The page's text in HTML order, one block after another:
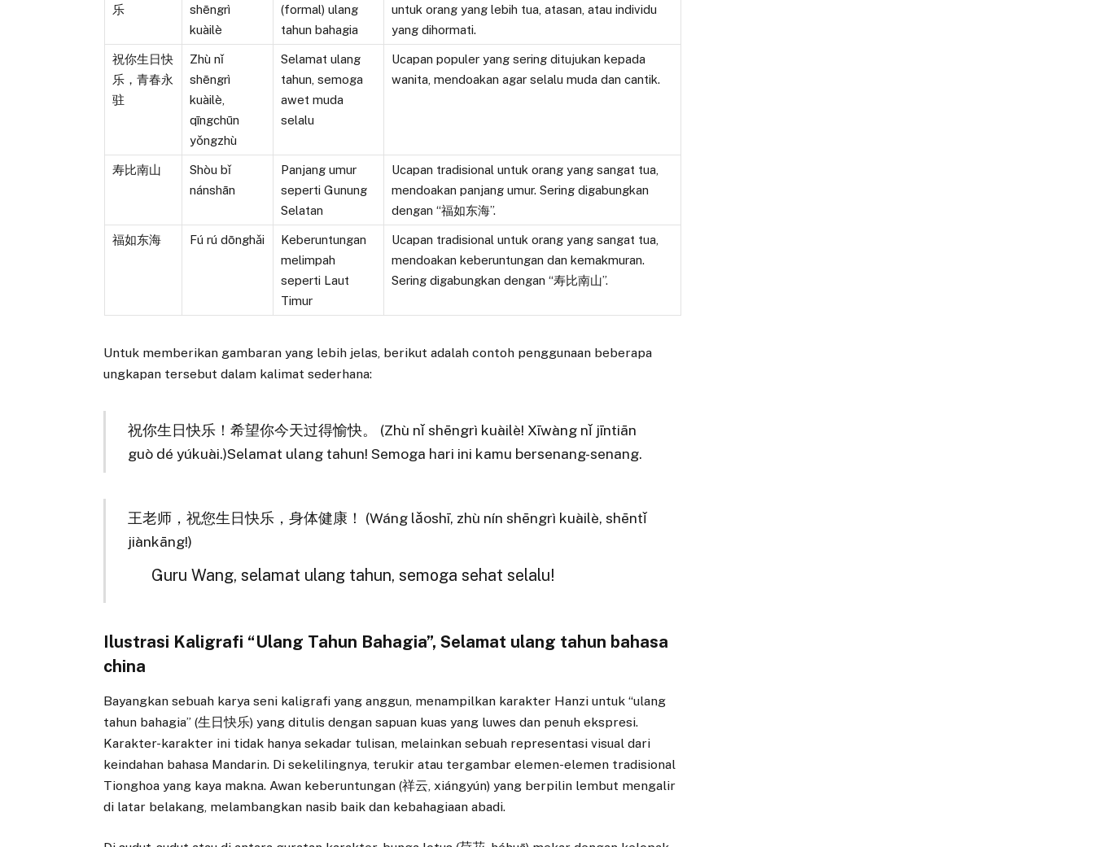
乐
shēngrì
kuàilè
(formal) ulang
tahun bahagia
untuk orang yang lebih tua, atasan, atau individu
yang dihormati.
祝你生日快
乐，青春永
驻
Zhù nǐ
shēngrì
kuàilè,
qīngchūn
yǒngzhù
Selamat ulang
tahun, semoga
awet muda
selalu
Ucapan populer yang sering ditujukan kepada
wanita, mendoakan agar selalu muda dan cantik.
寿比南山
Shòu bǐ
nánshān
Panjang umur
seperti Gunung
Selatan
Ucapan tradisional untuk orang yang sangat tua,
mendoakan panjang umur. Sering digabungkan
dengan “福如东海”.
福如东海 Fú rú dōnghǎi
Keberuntungan
melimpah
seperti Laut
Timur
Ucapan tradisional untuk orang yang sangat tua,
mendoakan keberuntungan dan kemakmuran.
Sering digabungkan dengan “寿比南山”.
Untuk memberikan gambaran yang lebih jelas, berikut adalah contoh penggunaan beberapa
ungkapan tersebut dalam kalimat sederhana:
祝你生日快乐！希望你今天过得愉快。 (Zhù nǐ shēngrì kuàilè! Xīwàng nǐ jīntiān
guò dé yúkuài.)Selamat ulang tahun! Semoga hari ini kamu bersenang-senang.
王老师，祝您生日快乐，身体健康！ (Wáng lǎoshī, zhù nín shēngrì kuàilè, shēntǐ
jiànkāng!)
Guru Wang, selamat ulang tahun, semoga sehat selalu!
Ilustrasi Kaligrafi “Ulang Tahun Bahagia”, Selamat ulang tahun bahasa
china
Bayangkan sebuah karya seni kaligrafi yang anggun, menampilkan karakter Hanzi untuk “ulang
tahun bahagia” (生日快乐) yang ditulis dengan sapuan kuas yang luwes dan penuh ekspresi.
Karakter-karakter ini tidak hanya sekadar tulisan, melainkan sebuah representasi visual dari
keindahan bahasa Mandarin. Di sekelilingnya, terukir atau tergambar elemen-elemen tradisional
Tionghoa yang kaya makna. Awan keberuntungan (祥云, xiángyún) yang berpilin lembut mengalir
di latar belakang, melambangkan nasib baik dan kebahagiaan abadi.